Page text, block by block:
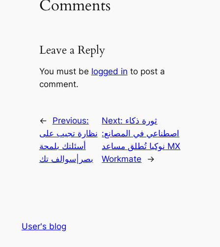
Comments
Leave a Reply
You must be logged in to post a
comment.
←
Previous:
نظارة تجيب على
أسئلتك بلمحة
بصر|سوالف تك
Next: ثورة ذكاء
اصطناعي في المصانع:
نوكيا تُطلق مساعد MX
Workmate
→
User's blog